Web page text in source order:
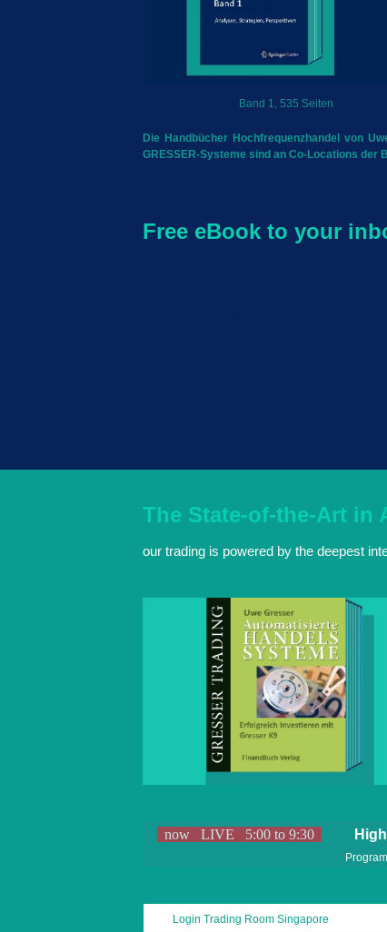
Band 1, 535 Seiten
Die Handbücher Hochfrequenzhandel von
GRESSER-Systeme sind an Co-Locations der
Free eBook to your
The State-of-the-Art in
our trading is powered by the deepest
now LIVE 5:00 to 9:30 High
Program
Login Trading Room Singapore